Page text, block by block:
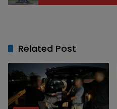
Related Post